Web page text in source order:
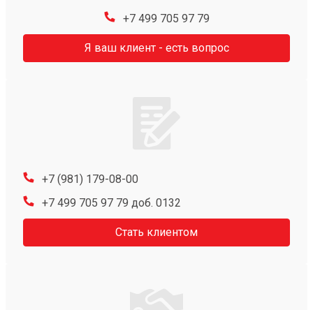
+7 499 705 97 79
Я ваш клиент - есть вопрос
+7 (981) 179-08-00
+7 499 705 97 79 доб. 0132
Стать клиентом